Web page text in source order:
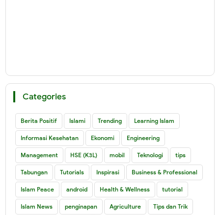
Categories
Berita Positif Islami Trending Learning Islam
Informasi Kesehatan Ekonomi Engineering
Management HSE (K3L) mobil Teknologi tips
Tabungan Tutorials Inspirasi Business & Professional
Islam Peace android Health & Wellness tutorial
Islam News penginapan Agriculture Tips dan Trik